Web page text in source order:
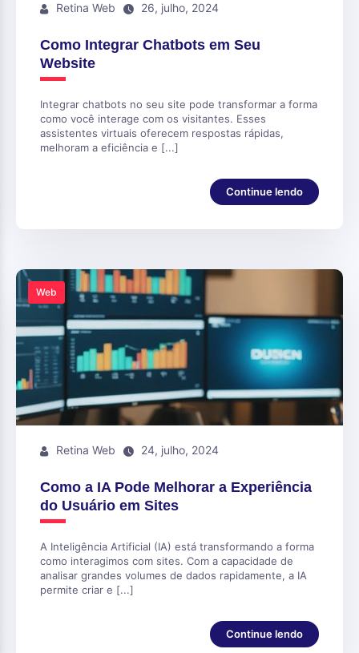
Retina Web 26, julho, 2024
Como Integrar Chatbots em Seu
Website
Integrar chatbots no seu site pode transformar a forma
como você interage com os visitantes. Esses
assistentes virtuais oferecem respostas rápidas,
melhoram a eficiência e [...]
Continue lendo
Web
Retina Web 24, julho, 2024
Como a IA Pode Melhorar a Experiência
do Usuário em Sites
A Inteligência Artificial (IA) está transformando a forma
como interagimos com sites. Com a capacidade de
analisar grandes volumes de dados rapidamente, a IA
permite criar e [...]
Continue lendo